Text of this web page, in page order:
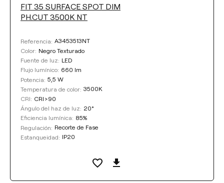
FIT 35 SURFACE SPOT DIM
PH.CUT 3500K NT
Referencia: A3453513NT
Color: Negro Texturado
Fuente de luz: LED
Flujo lumínico: 660 lm
Potencia: 5,5 W
Temperatura de color: 3500K
CRI: CRI>90
Ángulo del haz de luz: 20°
Eficiencia lumínica: 85%
Regulación: Recorte de Fase
Estanqueidad: IP20